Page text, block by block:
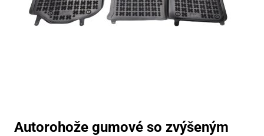
Autorohože gumové so zvýšeným